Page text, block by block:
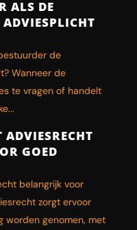
ALS DE
ADVIESPLICHT
de
Wanneer de
te vragen of handelt
GOED
belangrijk voor
zorgt ervoor
worden genomen, met